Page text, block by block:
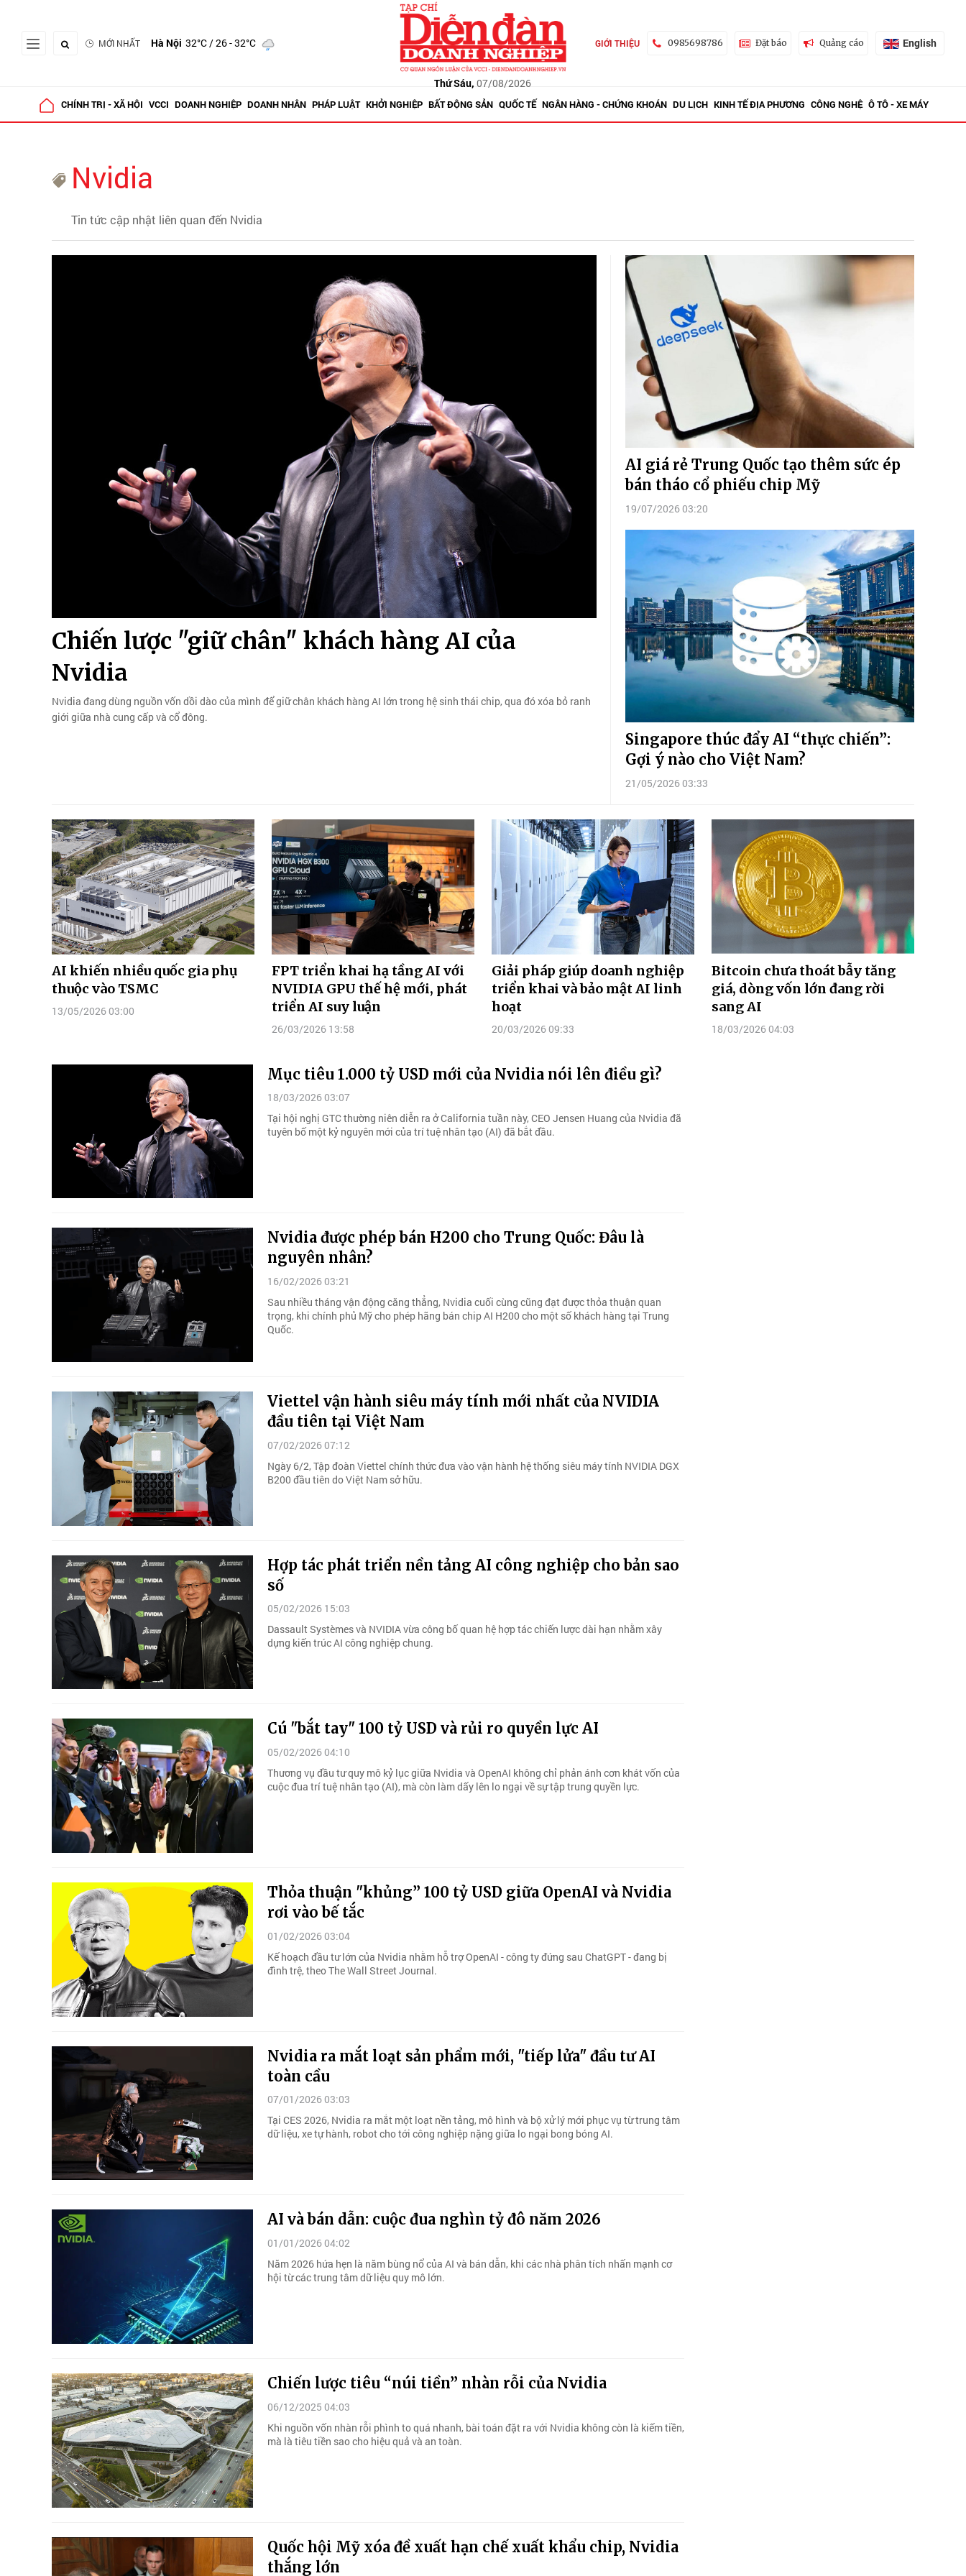
MỚI NHẤT Hà Nội 32°C/ 26 - 32°C
Thứ Sáu, 07/08/2026
GIỚI THIỆU 0985698786 Đặt báo Quảng cáo English
CHÍNH TRỊ - XÃ HỘI VCCI DOANH NGHIỆP DOANH NHÂN PHÁP LUẬT KHỞI NGHIỆP BẤT ĐỘNG SẢN QUỐC TẾ NGÂN HÀNG - CHỨNG KHOÁN DU LỊCH KINH TẾ ĐỊA PHƯƠNG CÔNG NGHỆ Ô TÔ - XE MÁY
Nvidia
Tin tức cập nhật liên quan đến Nvidia
Chiến lược "giữ chân" khách hàng AI của
Nvidia
Nvidia đang dùng nguồn vốn dồi dào của mình để giữ chân khách hàng AI lớn trong hệ sinh thái chip, qua đó xóa bỏ ranh
giới giữa nhà cung cấp và cổ đông.
AI giá rẻ Trung Quốc tạo thêm sức ép
bán tháo cổ phiếu chip Mỹ
19/07/2026 03:20
Singapore thúc đẩy AI “thực chiến”:
Gợi ý nào cho Việt Nam?
21/05/2026 03:33
AI khiến nhiều quốc gia phụ
thuộc vào TSMC
13/05/2026 03:00
FPT triển khai hạ tầng AI với
NVIDIA GPU thế hệ mới, phát
triển AI suy luận
26/03/2026 13:58
Giải pháp giúp doanh nghiệp
triển khai và bảo mật AI linh
hoạt
20/03/2026 09:33
Bitcoin chưa thoát bẫy tăng
giá, dòng vốn lớn đang rời
sang AI
18/03/2026 04:03
Mục tiêu 1.000 tỷ USD mới của Nvidia nói lên điều gì?
18/03/2026 03:07
Tại hội nghị GTC thường niên diễn ra ở California tuần này, CEO Jensen Huang của Nvidia đã
tuyên bố một kỷ nguyên mới của trí tuệ nhân tạo (AI) đã bắt đầu.
Nvidia được phép bán H200 cho Trung Quốc: Đâu là
nguyên nhân?
16/02/2026 03:21
Sau nhiều tháng vận động căng thẳng, Nvidia cuối cùng cũng đạt được thỏa thuận quan
trọng, khi chính phủ Mỹ cho phép hãng bán chip AI H200 cho một số khách hàng tại Trung
Quốc.
Viettel vận hành siêu máy tính mới nhất của NVIDIA
đầu tiên tại Việt Nam
07/02/2026 07:12
Ngày 6/2, Tập đoàn Viettel chính thức đưa vào vận hành hệ thống siêu máy tính NVIDIA DGX
B200 đầu tiên do Việt Nam sở hữu.
Hợp tác phát triển nền tảng AI công nghiệp cho bản sao
số
05/02/2026 15:03
Dassault Systèmes và NVIDIA vừa công bố quan hệ hợp tác chiến lược dài hạn nhằm xây
dựng kiến trúc AI công nghiệp chung.
Cú "bắt tay" 100 tỷ USD và rủi ro quyền lực AI
05/02/2026 04:10
Thương vụ đầu tư quy mô kỷ lục giữa Nvidia và OpenAI không chỉ phản ánh cơn khát vốn của
cuộc đua trí tuệ nhân tạo (AI), mà còn làm dấy lên lo ngại về sự tập trung quyền lực.
Thỏa thuận "khủng” 100 tỷ USD giữa OpenAI và Nvidia
rơi vào bế tắc
01/02/2026 03:04
Kế hoạch đầu tư lớn của Nvidia nhằm hỗ trợ OpenAI - công ty đứng sau ChatGPT - đang bị
đình trệ, theo The Wall Street Journal.
Nvidia ra mắt loạt sản phẩm mới, "tiếp lửa" đầu tư AI
toàn cầu
07/01/2026 03:03
Tại CES 2026, Nvidia ra mắt một loạt nền tảng, mô hình và bộ xử lý mới phục vụ từ trung tâm
dữ liệu, xe tự hành, robot cho tới công nghiệp nặng giữa lo ngại bong bóng AI.
AI và bán dẫn: cuộc đua nghìn tỷ đô năm 2026
01/01/2026 04:02
Năm 2026 hứa hẹn là năm bùng nổ của AI và bán dẫn, khi các nhà phân tích nhấn mạnh cơ
hội từ các trung tâm dữ liệu quy mô lớn.
Chiến lược tiêu “núi tiền” nhàn rỗi của Nvidia
06/12/2025 04:03
Khi nguồn vốn nhàn rỗi phình to quá nhanh, bài toán đặt ra với Nvidia không còn là kiếm tiền,
mà là tiêu tiền sao cho hiệu quả và an toàn.
Quốc hội Mỹ xóa đề xuất hạn chế xuất khẩu chip, Nvidia
thắng lớn